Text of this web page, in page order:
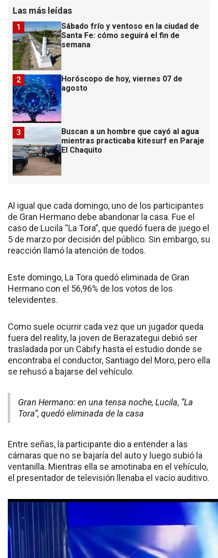
Las más leídas
Sábado frío y ventoso en la ciudad de
Santa Fe: cómo seguirá el fin de
semana
1
Horóscopo de hoy, viernes 07 de
agosto
2
Buscan a un hombre que cayó al agua
mientras practicaba kitesurf en Paraje
El Chaquito
3
Al igual que cada domingo, uno de los participantes
de Gran Hermano debe abandonar la casa. Fue el
caso de Lucila “La Tora”, que quedó fuera de juego el
5 de marzo por decisión del público. Sin embargo, su
reacción llamó la atención de todos.
Este domingo, La Tora quedó eliminada de Gran
Hermano con el 56,96% de los votos de los
televidentes.
Como suele ocurrir cada vez que un jugador queda
fuera del reality, la joven de Berazategui debió ser
trasladada por un Cabify hasta el estudio donde se
encontraba el conductor, Santiago del Moro, pero ella
se rehusó a bajarse del vehículo.
Gran Hermano: en una tensa noche, Lucila, “La
Tora”, quedó eliminada de la casa
Entre señas, la participante dio a entender a las
cámaras que no se bajaría del auto y luego subió la
ventanilla. Mientras ella se amotinaba en el vehículo,
el presentador de televisión llenaba el vacío auditivo.